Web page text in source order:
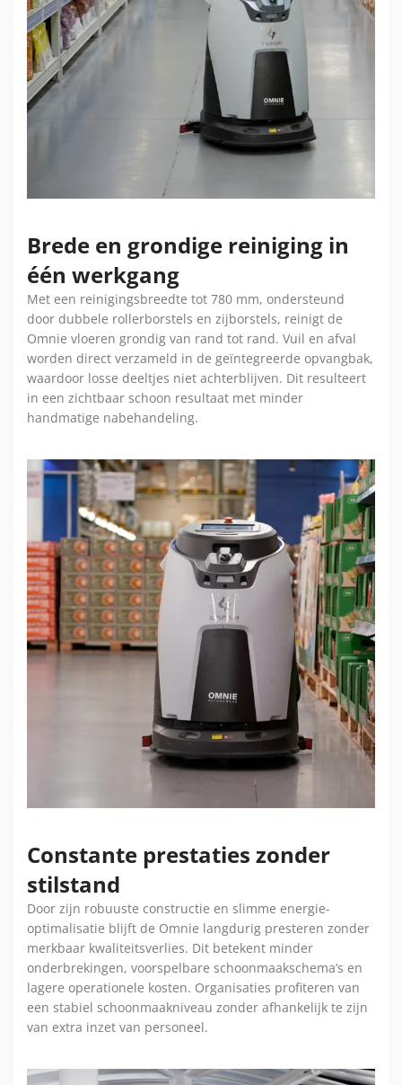
Brede en grondige reiniging in
één werkgang
Met een reinigingsbreedte tot 780 mm, ondersteund
door dubbele rollerborstels en zijborstels, reinigt de
Omnie vloeren grondig van rand tot rand. Vuil en afval
worden direct verzameld in de geïntegreerde opvangbak,
waardoor losse deeltjes niet achterblijven. Dit resulteert
in een zichtbaar schoon resultaat met minder
handmatige nabehandeling.
Constante prestaties zonder
stilstand
Door zijn robuuste constructie en slimme energie-
optimalisatie blijft de Omnie langdurig presteren zonder
merkbaar kwaliteitsverlies. Dit betekent minder
onderbrekingen, voorspelbare schoonmaakschema’s en
lagere operationele kosten. Organisaties profiteren van
een stabiel schoonmaakniveau zonder afhankelijk te zijn
van extra inzet van personeel.